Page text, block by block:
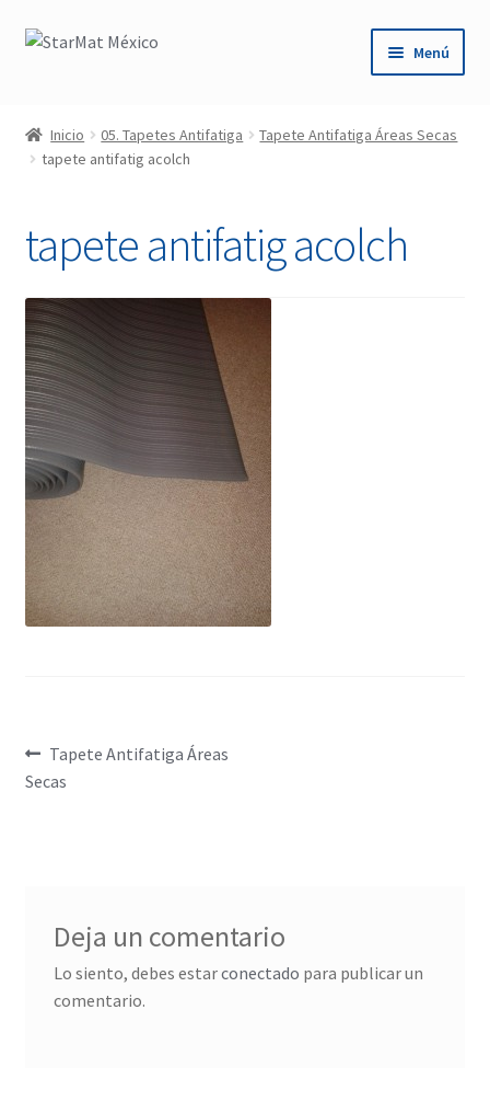
Saltar
Ir
Menú
Carrito
Cotización
Mi cuenta
Pago
Tienda
Inicio 05. Tapetes Antifatiga
Tapete Antifatiga Áreas Secas
tapete antifatig acolch
tapete antifatig acolch
Navegación
de
Entrada
anterior:
Tapete Antifatiga Áreas
Secas
Deja un comentario
Lo siento, debes estarconectado para publicar un
comentario.